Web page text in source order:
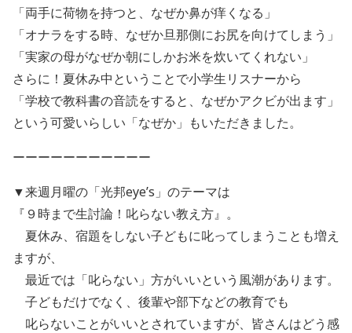
「両手に荷物を持つと、なぜか鼻が痒くなる」
「オナラをする時、なぜか旦那側にお尻を向けてしまう」
「実家の母がなぜか朝にしかお米を炊いてくれない」
さらに！夏休み中ということで小学生リスナーから
「学校で教科書の音読をすると、なぜかアクビが出ます」
という可愛いらしい「なぜか」もいただきました。
ーーーーーーーーーーー
▼来週月曜の「光邦eye’s」のテーマは
『９時まで生討論！叱らない教え方』。
夏休み、宿題をしない子どもに叱ってしまうことも増え
ますが、
最近では「叱らない」方がいいという風潮があります。
子どもだけでなく、後輩や部下などの教育でも
叱らないことがいいとされていますが、皆さんはどう感